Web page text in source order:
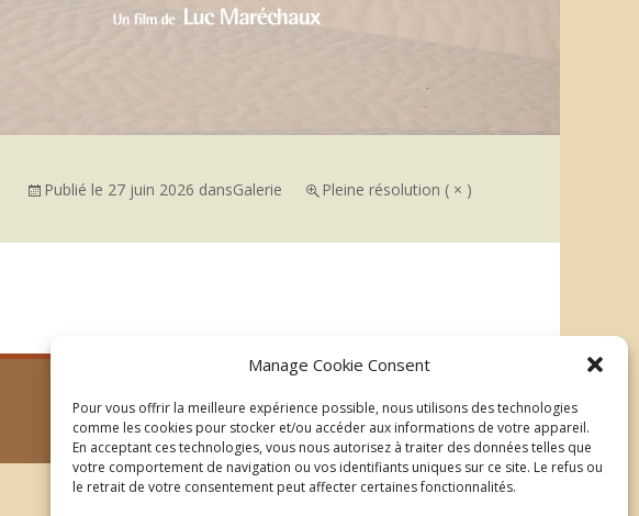
Manage Cookie Consent
Pour vous offrir la meilleure expérience possible, nous utilisons des technologies
comme les cookies pour stocker et/ou accéder aux informations de votre appareil.
En acceptant ces technologies, vous nous autorisez à traiter des données telles que
votre comportement de navigation ou vos identifiants uniques sur ce site. Le refus ou
le retrait de votre consentement peut affecter certaines fonctionnalités.
Publié le 27 juin 2026 dansGalerie Pleine résolution ( × )
Suivant
Mentions légales| ©2026 Au delà du regard